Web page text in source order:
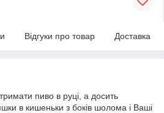
Відгуки про товар Доставка
пиво в руці, а досить
в кишеньки з боків шолома і Ваші